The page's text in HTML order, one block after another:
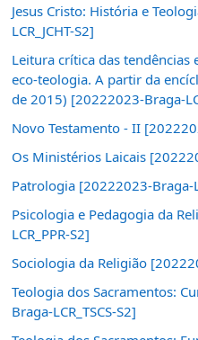
Jesus Cristo: História e
LCR_JCHT-S2]
Leitura crítica das tendências
eco-teologia. A partir da
de 2015) [20222023-Braga-
Novo Testamento - II
Os Ministérios Laicais
Patrologia [20222023-Braga-
Psicologia e Pedagogia da
LCR_PPR-S2]
Sociologia da Religião
Teologia dos Sacramentos:
Braga-LCR_TSCS-S2]